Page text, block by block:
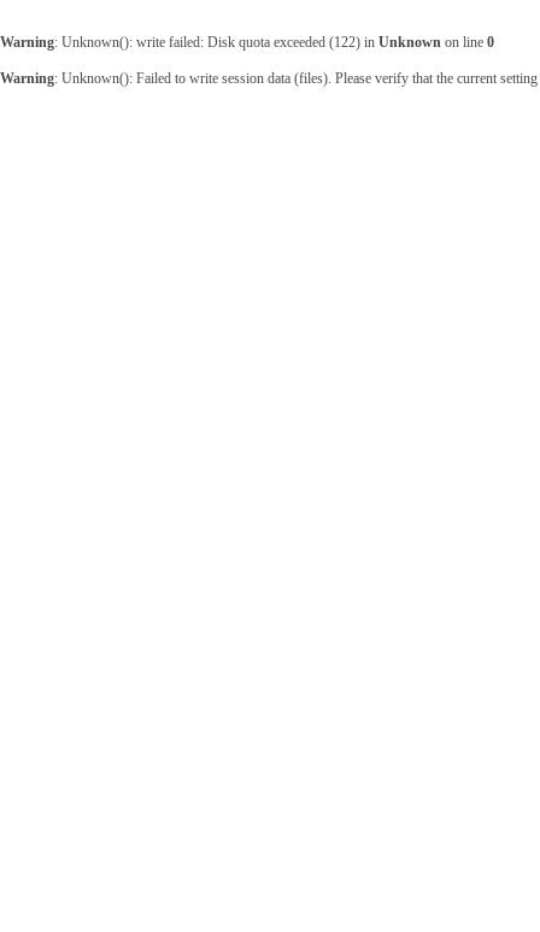
Warning: Unknown(): write failed: Disk quota exceeded (122) in Unknown on line 0
Warning: Unknown(): Failed to write session data (files). Please verify that the current